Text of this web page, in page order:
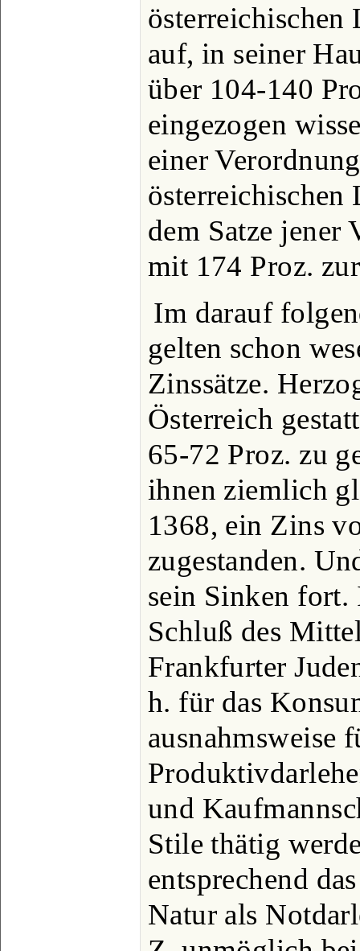
österreichischen
auf, in seiner
über 104-140
eingezogen
einer
österreichischen
dem Satze jener
mit 174 Proz.
Im darauf
gelten schon
Zinssätze.
Österreich
65-72 Proz. zu
ihnen ziemlich
1368, ein Zins
zugestanden.
sein Sinken fort.
Schluß des
Frankfurter
h. für das
ausnahmsweise
und
Stile thätig
entsprechend
Natur als